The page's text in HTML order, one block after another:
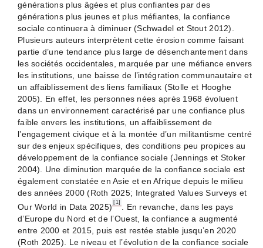
générations plus âgées et plus confiantes par des
générations plus jeunes et plus méfiantes, la confiance
sociale continuera à diminuer (Schwadel et Stout 2012).
Plusieurs auteurs interprètent cette érosion comme faisant
partie d’une tendance plus large de désenchantement dans
les sociétés occidentales, marquée par une méfiance envers
les institutions, une baisse de l’intégration communautaire et
un affaiblissement des liens familiaux (Stolle et Hooghe
2005). En effet, les personnes nées après 1968 évoluent
dans un environnement caractérisé par une confiance plus
faible envers les institutions, un affaiblissement de
l’engagement civique et à la montée d’un militantisme centré
sur des enjeux spécifiques, des conditions peu propices au
développement de la confiance sociale (Jennings et Stoker
2004). Une diminution marquée de la confiance sociale est
également constatée en Asie et en Afrique depuis le milieu
des années 2000 (Roth 2025; Integrated Values Surveys et
Our World in Data 2025)
[1]
. En revanche, dans les pays
d’Europe du Nord et de l’Ouest, la confiance a augmenté
entre 2000 et 2015, puis est restée stable jusqu’en 2020
(Roth 2025). Le niveau et l’évolution de la confiance sociale